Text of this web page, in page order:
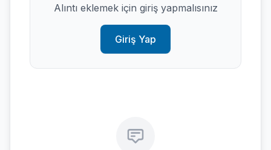
Alıntı eklemek için giriş yapmalısınız
Giriş Yap